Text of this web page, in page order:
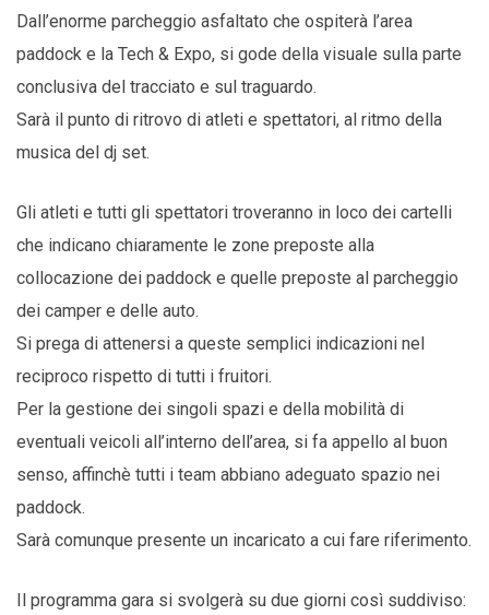
Dall’enorme parcheggio asfaltato che ospiterà l’area
paddock e la Tech & Expo, si gode della visuale sulla parte
conclusiva del tracciato e sul traguardo.
Sarà il punto di ritrovo di atleti e spettatori, al ritmo della
musica del dj set.
Gli atleti e tutti gli spettatori troveranno in loco dei cartelli
che indicano chiaramente le zone preposte alla
collocazione dei paddock e quelle preposte al parcheggio
dei camper e delle auto.
Si prega di attenersi a queste semplici indicazioni nel
reciproco rispetto di tutti i fruitori.
Per la gestione dei singoli spazi e della mobilità di
eventuali veicoli all’interno dell’area, si fa appello al buon
senso, affinchè tutti i team abbiano adeguato spazio nei
paddock.
Sarà comunque presente un incaricato a cui fare riferimento.
Il programma gara si svolgerà su due giorni così suddiviso: